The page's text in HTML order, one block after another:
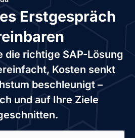
Erstgespräch
die richtige SAP-Lösung
Kosten senkt
beschleunigt –
und auf Ihre Ziele